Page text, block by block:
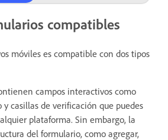
compatibles
móviles es compatible con dos tipos
campos interactivos como
casillas de verificación que puedes
plataforma. Sin embargo, la
del formulario, como agregar,